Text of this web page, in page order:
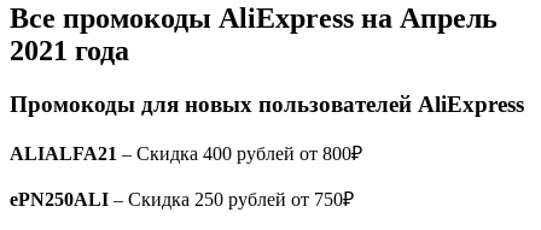
Все промокоды AliExpress на Апрель
2021 года
Промокоды для новых пользователей AliExpress
ALIALFA21 – Cкидка 400 рублей от 800₽
ePN250ALI – Скидка 250 рублей от 750₽